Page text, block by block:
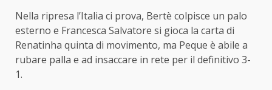
Nella ripresa l’Italia ci prova, Bertè colpisce un palo
esterno e Francesca Salvatore si gioca la carta di
Renatinha quinta di movimento, ma Peque è abile a
rubare palla e ad insaccare in rete per il definitivo 3-
1.